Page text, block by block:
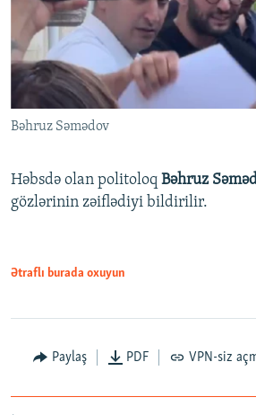
Bəhruz Səmədov
Həbsdə olan politoloq Bəhruz
gözlərinin zəiflədiyi bildirilir.
Ətraflı burada oxuyun
Paylaş PDF VPN-siz